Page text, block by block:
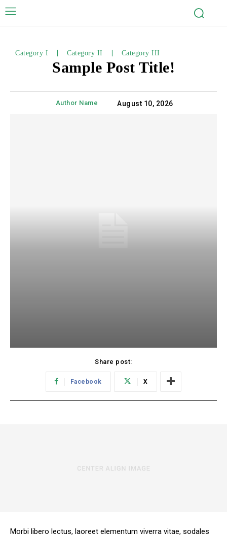
Category I Category II Category III
Sample Post Title!
Author Name August 10, 2026
Share post:
Facebook X
Morbi libero lectus, laoreet elementum viverra vitae, sodales